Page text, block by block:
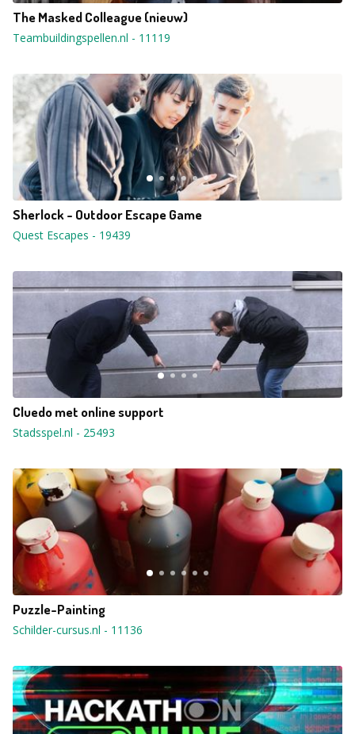
The Masked Colleague (nieuw)
Teambuildingspellen.nl - 11119
Sherlock - Outdoor Escape Game
Quest Escapes - 19439
Cluedo met online support
Stadsspel.nl - 25493
Puzzle-Painting
Schilder-cursus.nl - 11136